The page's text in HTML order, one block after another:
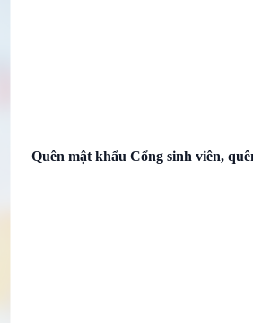
Quên mật khẩu Cổng sinh viên,